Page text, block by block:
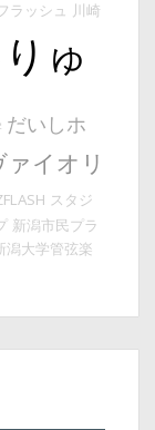
ラッシュ 川崎
りゅ
だいしホ
ァイオリ
スタジ
新潟市民プラ
潟大学管弦楽